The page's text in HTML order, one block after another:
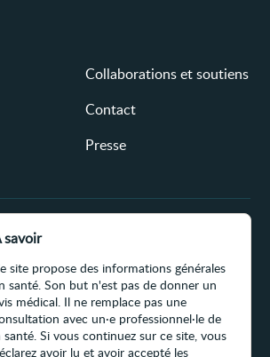
Collaborations et soutiens
Contact
Presse
savoir
site propose des informations générales
santé. Son but n'est pas de donner un
médical. Il ne remplace pas une
avec un·e professionnel·le de
santé. Si vous continuez sur ce site, vous
avoir lu et avoir accepté les